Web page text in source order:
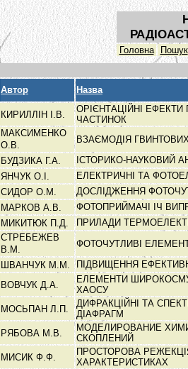
Головна Пошук
Автор Назва
КИРИЛЛІН І.В.
ОРІЄНТАЦІЙНІ
ЧАСТИНОК
МАКСИМЕНКО
О.В.
ВЗАЄМОДІЯ
БУДЗИКА Г.А. ІСТОРИКО-НАУКОВИЙ
ЯНЧУК О.І. ЕЛЕКТРИЧНІ ТА
СИДОР О.М. ДОСЛІДЖЕННЯ
МАРКОВ А.В. ФОТОПРИЙМАЧІ ІЧ
МИКИТЮК П.Д. ПРИЛАДИ
СТРЕБЕЖЕВ
В.М.
ФОТОЧУТЛИВІ
ШВАНЧУК М.М. ПІДВИЩЕННЯ
ВОВЧУК Д.А.
ЕЛЕМЕНТИ
ХАОСУ
МОСЬПАН Л.П.
ДИФРАКЦІЙНІ ТА
ДІАФРАГМ
РЯБОВА М.В.
МОДЕЛИРОВАНИЕ
СКОПЛЕНИЙ
МИСИК Ф.Ф.
ПРОСТОРОВА
ХАРАКТЕРИСТИКАХ